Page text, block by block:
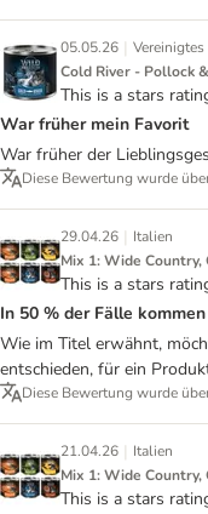
05.05.26 |
Cold River - Pollock
This is a stars
War früher mein Favorit
War früher der
Diese Bewertung wurde
29.04.26 | Italien
Mix 1: Wide Country,
This is a stars
In 50 % der Fälle
Wie im Titel erwähnt,
entschieden, für ein
Diese Bewertung wurde
21.04.26 | Italien
Mix 1: Wide Country,
This is a stars